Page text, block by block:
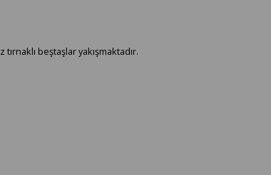
beştaşlar yakışmaktadır.